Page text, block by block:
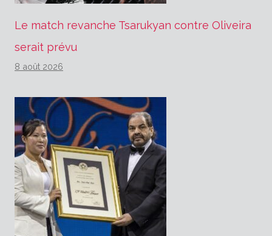
Le match revanche Tsarukyan contre Oliveira
serait prévu
8 août 2026